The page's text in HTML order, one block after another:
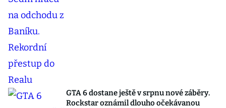
GTA 6 dostane ještě v srpnu nové záběry.
Rockstar oznámil dlouho očekávanou